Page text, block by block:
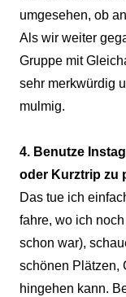
umgesehen, ob
Als wir weiter
Gruppe mit
sehr merkwürdig
mulmig.
4. Benutze
oder Kurztrip zu
Das tue ich
fahre, wo ich
schon war),
schönen Plätzen,
hingehen kann.